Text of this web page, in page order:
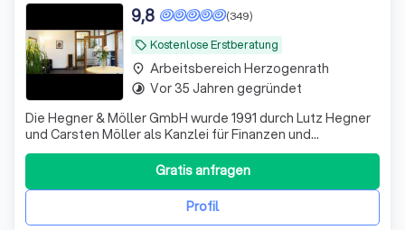
local_offer Kostenlose Erstberatung
(349)
9,8
Die Hegner & Möller GmbH wurde 1991 durch Lutz Hegner
und Carsten Möller als Kanzlei für Finanzen und
Immobilien gegründet. Wir haben uns auf
Finanzierungslösungen in schwierigen Fällen spezialisiert.
Täglich haben wir mit Kunden zu tun, die häufig bei Ihrer
Bank eine Kündigung oder Absage erhalten.
Profil
Gratis anfragen
place Arbeitsbereich Herzogenrath
timelapse Vor 35 Jahren gegründet